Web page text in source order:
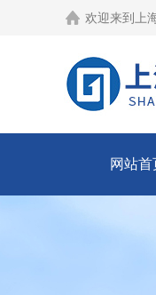
欢迎来到 上
网站首